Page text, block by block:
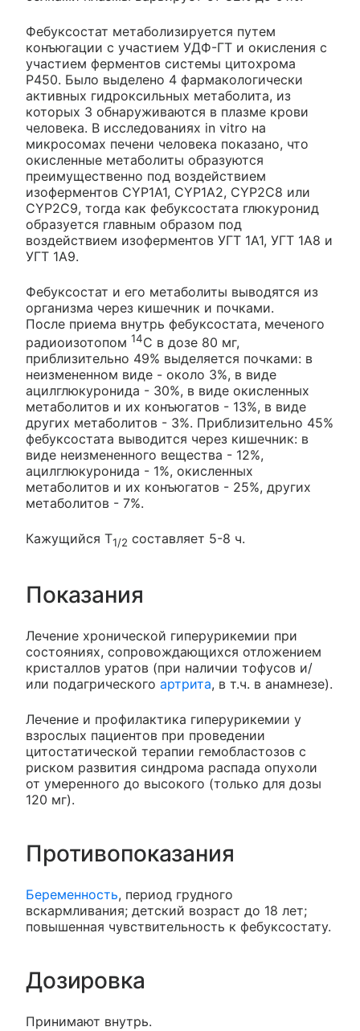
Фебуксостат метаболизируется путем
конъюгации с участием УДФ-ГТ и окисления с
участием ферментов системы цитохрома
Р450. Было выделено 4 фармакологически
активных гидроксильных метаболита, из
которых 3 обнаруживаются в плазме крови
человека. В исследованиях in vitro на
микросомах печени человека показано, что
окисленные метаболиты образуются
преимущественно под воздействием
изоферментов CYP1A1, CYP1A2, CYP2C8 или
CYP2C9, тогда как фебуксостата глюкуронид
образуется главным образом под
воздействием изоферментов УГТ 1А1, УГТ 1А8 и
УГТ 1А9.
Фебуксостат и его метаболиты выводятся из
организма через кишечник и почками.
После приема внутрь фебуксостата, меченого
радиоизотопом 14С в дозе 80 мг,
приблизительно 49% выделяется почками: в
неизмененном виде - около 3%, в виде
ацилглюкуронида - 30%, в виде окисленных
метаболитов и их конъюгатов - 13%, в виде
других метаболитов - 3%. Приблизительно 45%
фебуксостата выводится через кишечник: в
виде неизмененного вещества - 12%,
ацилглюкуронида - 1%, окисленных
метаболитов и их конъюгатов - 25%, других
метаболитов - 7%.
Кажущийся T1/2 составляет 5-8 ч.
Показания
Лечение хронической гиперурикемии при
состояниях, сопровождающихся отложением
кристаллов уратов (при наличии тофусов и/
или подагрического артрита, в т.ч. в анамнезе).
Лечение и профилактика гиперурикемии у
взрослых пациентов при проведении
цитостатической терапии гемобластозов с
риском развития синдрома распада опухоли
от умеренного до высокого (только для дозы
120 мг).
Противопоказания
Беременность, период грудного
вскармливания; детский возраст до 18 лет;
повышенная чувствительность к фебуксостату.
Дозировка
Принимают внутрь.